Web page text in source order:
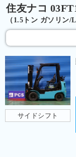
住友ナコ
（1.5トン ガソリン/
サイドシフト